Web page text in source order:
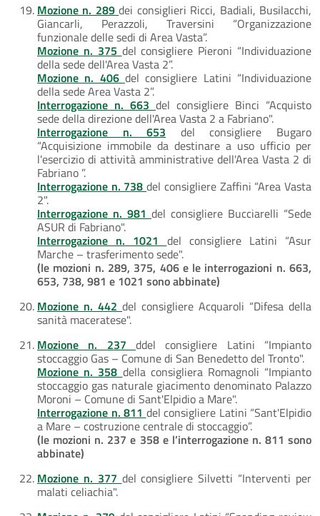
Mozione n. 289dei consiglieri Ricci, Badiali, Busilacchi,
Giancarli, Perazzoli, Traversini “Organizzazione
funzionale delle sedi di Area Vasta”.
Mozione n. 375 del consigliere Pieroni “Individuazione
della sede dell'Area Vasta 2”.
Mozione n. 406 del consigliere Latini “Individuazione
della sede Area Vasta 2”.
Interrogazione n. 663 del consigliere Binci “Acquisto
sede della direzione dell'Area Vasta 2 a Fabriano".
Interrogazione n. 653 del consigliere Bugaro
“Acquisizione immobile da destinare a uso ufficio per
l'esercizio di attività amministrative dell'Area Vasta 2 di
Fabriano ”.
Interrogazione n. 738del consigliere Zaffini “Area Vasta
2".
Interrogazione n. 981 del consigliere Bucciarelli “Sede
ASUR di Fabriano".
Interrogazione n. 1021 del consigliere Latini “Asur
Marche – trasferimento sede".
(le mozioni n. 289, 375, 406 e le interrogazioni n. 663,
653, 738, 981 e 1021 sono abbinate)
Mozione n. 442 del consigliere Acquaroli “Difesa della
sanità maceratese".
Mozione n. 237 ddel consigliere Latini “Impianto
stoccaggio Gas – Comune di San Benedetto del Tronto".
Mozione n. 358 della consigliera Romagnoli “Impianto
stoccaggio gas naturale giacimento denominato Palazzo
Moroni – Comune di Sant'Elpidio a Mare".
Interrogazione n. 811 del consigliere Latini “Sant'Elpidio
a Mare – costruzione centrale di stoccaggio”.
(le mozioni n. 237 e 358 e l’interrogazione n. 811 sono
abbinate)
Mozione n. 377 del consigliere Silvetti “Interventi per
malati celiachia".